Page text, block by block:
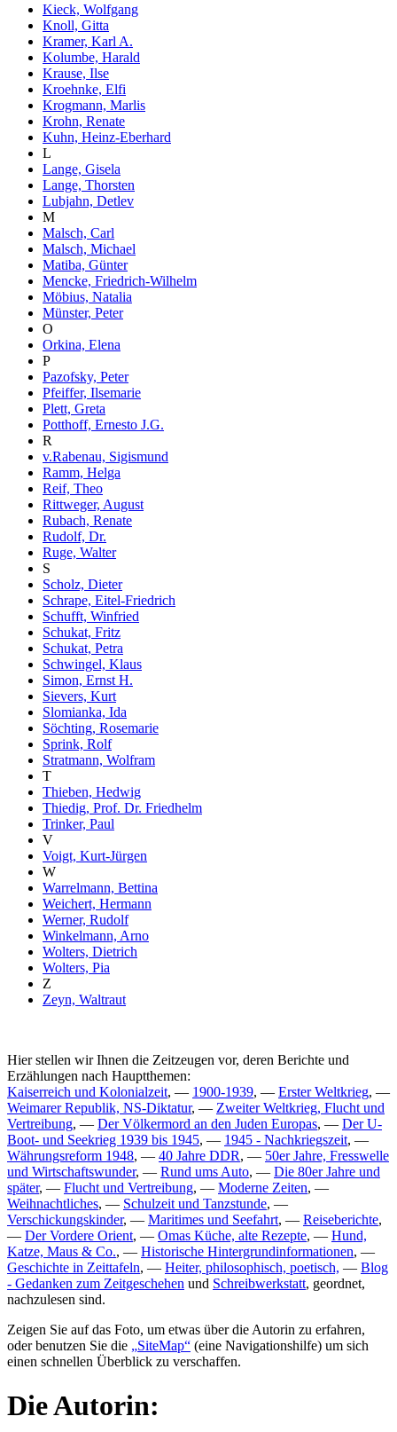
Kieck, Wolfgang
Knoll, Gitta
Kramer, Karl A.
Kolumbe, Harald
Krause, Ilse
Kroehnke, Elfi
Krogmann, Marlis
Krohn, Renate
Kuhn, Heinz-Eberhard
L
Lange, Gisela
Lange, Thorsten
Lubjahn, Detlev
M
Malsch, Carl
Malsch, Michael
Matiba, Günter
Mencke, Friedrich-Wilhelm
Möbius, Natalia
Münster, Peter
O
Orkina, Elena
P
Pazofsky, Peter
Pfeiffer, Ilsemarie
Plett, Greta
Potthoff, Ernesto J.G.
R
v.Rabenau, Sigismund
Ramm, Helga
Reif, Theo
Rittweger, August
Rubach, Renate
Rudolf, Dr.
Ruge, Walter
S
Scholz, Dieter
Schrape, Eitel-Friedrich
Schufft, Winfried
Schukat, Fritz
Schukat, Petra
Schwingel, Klaus
Simon, Ernst H.
Sievers, Kurt
Slomianka, Ida
Söchting, Rosemarie
Sprink, Rolf
Stratmann, Wolfram
T
Thieben, Hedwig
Thiedig, Prof. Dr. Friedhelm
Trinker, Paul
V
Voigt, Kurt-Jürgen
W
Warrelmann, Bettina
Weichert, Hermann
Werner, Rudolf
Winkelmann, Arno
Wolters, Dietrich
Wolters, Pia
Z
Zeyn, Waltraut
Hier stellen wir Ihnen die Zeitzeugen vor, deren Berichte und
Erzählungen nach Hauptthemen:
Kaiserreich und Kolonialzeit, — 1900-1939, — Erster Weltkrieg, —
Weimarer Republik, NS-Diktatur, — Zweiter Weltkrieg, Flucht und
Vertreibung, — Der Völkermord an den Juden Europas, — Der U-
Boot- und Seekrieg 1939 bis 1945, — 1945 - Nachkriegszeit, —
Währungsreform 1948, — 40 Jahre DDR, — 50er Jahre, Fresswelle
und Wirtschaftswunder, — Rund ums Auto, — Die 80er Jahre und
später, — Flucht und Vertreibung, — Moderne Zeiten, —
Weihnachtliches, — Schulzeit und Tanzstunde, —
Verschickungskinder, — Maritimes und Seefahrt, — Reiseberichte,
— Der Vordere Orient, — Omas Küche, alte Rezepte, — Hund,
Katze, Maus & Co., — Historische Hintergrundinformationen, —
Geschichte in Zeittafeln, — Heiter, philosophisch, poetisch, — Blog
- Gedanken zum Zeitgeschehen und Schreibwerkstatt, geordnet,
nachzulesen sind.
Zeigen Sie auf das Foto, um etwas über die Autorin zu erfahren,
oder benutzen Sie die
SiteMap
(eine Navigationshilfe) um sich
einen schnellen Überblick zu verschaffen.
Die Autorin: